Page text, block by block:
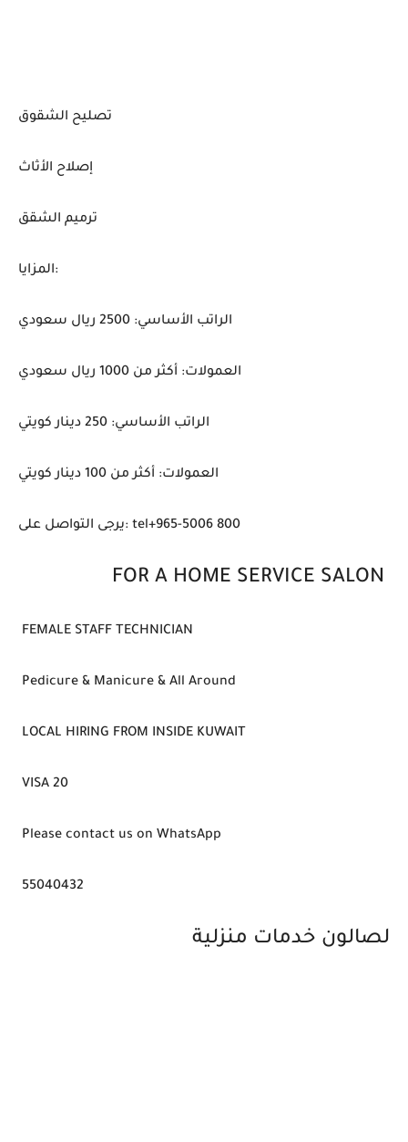
تصليح الشقوق
إصلاح الأثاث
ترميم الشقق
المزايا:
الراتب الأساسي: 2500 ريال سعودي
العمولات: أكثر من 1000 ريال سعودي
الراتب الأساسي: 250 دينار كويتي
العمولات: أكثر من 100 دينار كويتي
يرجى التواصل على: tel+965-5006 800
FOR A HOME SERVICE SALON
FEMALE STAFF TECHNICIAN
Pedicure & Manicure & All Around
LOCAL HIRING FROM INSIDE KUWAIT
VISA 20
Please contact us on WhatsApp
55040432
لصالون خدمات منزلية